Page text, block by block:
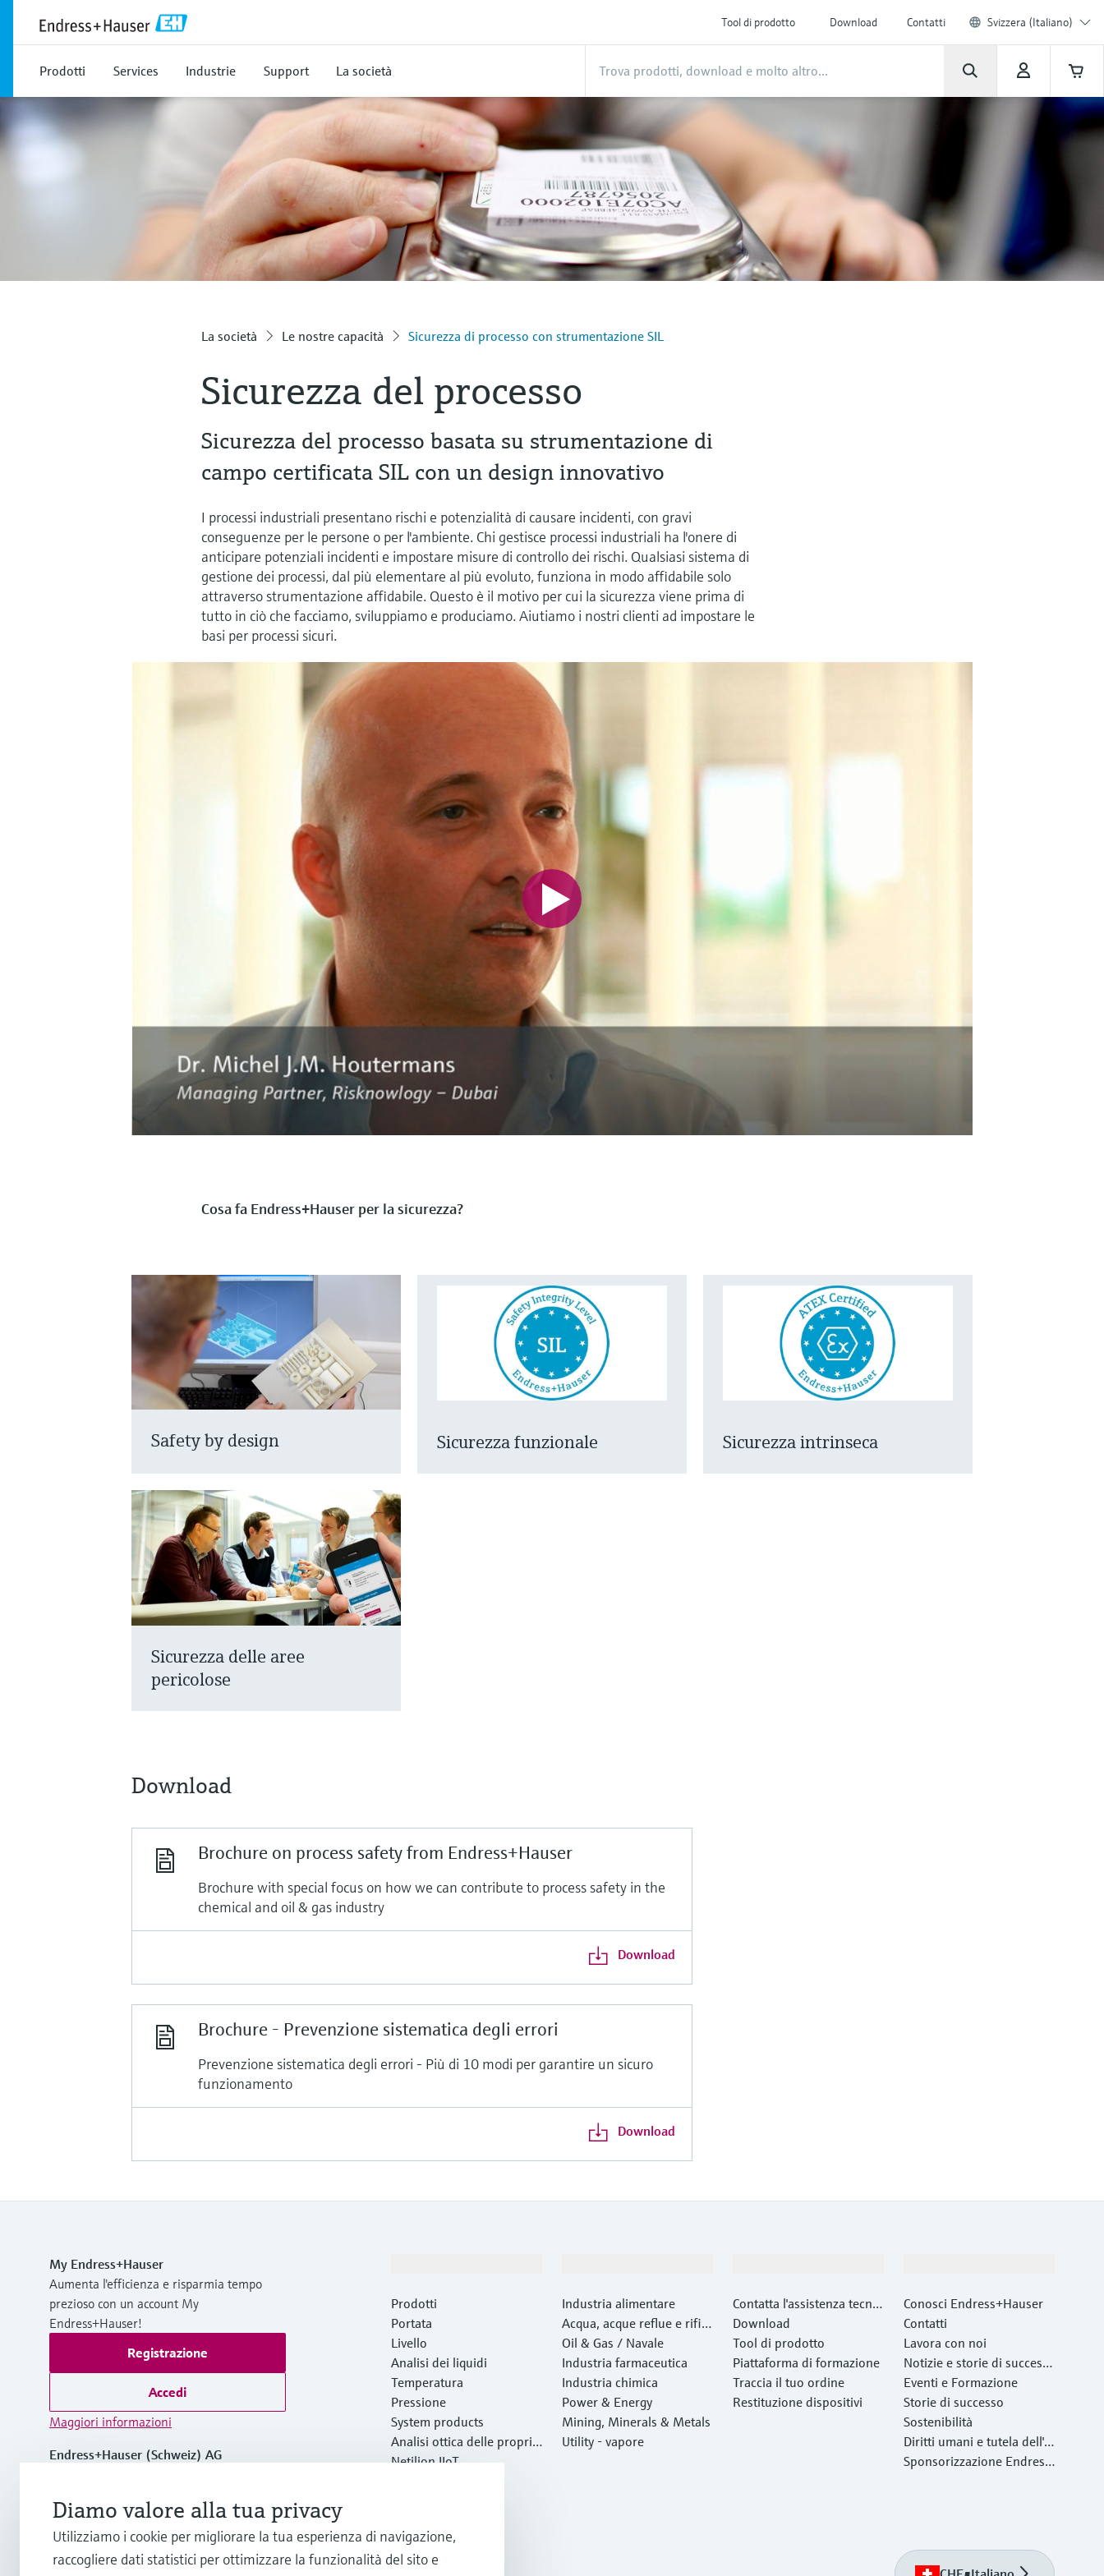
Tool di prodotto Download Contatti Svizzera (Italiano)
Prodotti Services Industrie Support La società
La società Le nostre capacità Sicurezza di processo con strumentazione SIL
Sicurezza del processo
Sicurezza del processo basata su strumentazione di
campo certificata SIL con un design innovativo
I processi industriali presentano rischi e potenzialità di causare incidenti, con gravi
conseguenze per le persone o per l'ambiente. Chi gestisce processi industriali ha l'onere di
anticipare potenziali incidenti e impostare misure di controllo dei rischi. Qualsiasi sistema di
gestione dei processi, dal più elementare al più evoluto, funziona in modo affidabile solo
attraverso strumentazione affidabile. Questo è il motivo per cui la sicurezza viene prima di
tutto in ciò che facciamo, sviluppiamo e produciamo. Aiutiamo i nostri clienti ad impostare le
basi per processi sicuri.
Cosa fa Endress+Hauser per la sicurezza?
Safety by design Sicurezza funzionale Sicurezza intrinseca
Sicurezza delle aree
pericolose
Download
Brochure on process safety from Endress+Hauser
Brochure with special focus on how we can contribute to process safety in the
chemical and oil & gas industry
Download
Brochure - Prevenzione sistematica degli errori
Prevenzione sistematica degli errori - Più di 10 modi per garantire un sicuro
funzionamento
Download
My Endress+Hauser
Aumenta l'efficienza e risparmia tempo
prezioso con un account My
Endress+Hauser!
Registrazione
Accedi
Maggiori informazioni
Endress+Hauser (Schweiz) AG
+41 61 715 7575
info.ch@endress.com
Prodotti
Portata
Livello
Analisi dei liquidi
Temperatura
Pressione
System products
Analisi ottica delle proprie
tà chimiche
Netilion IIoT
Services
Industria alimentare
Acqua, acque reflue e rifiut
iOil & Gas / Navale
Industria farmaceutica
Industria chimica
Power & Energy
Mining, Minerals & Metals
Utility - vapore
Contatta l'assistenza tecnic
a
Download
Tool di prodotto
Piattaforma di formazione
Traccia il tuo ordine
Restituzione dispositivi
Conosci Endress+Hauser
Contatti
Lavora con noi
Notizie e storie di success
o
Eventi e Formazione
Storie di successo
Sostenibilità
Diritti umani e tutela dell'a
mbiente
Sponsorizzazione Endress
Diamo valore alla tua privacy
Utilizziamo i cookie per migliorare la tua esperienza di navigazione,
raccogliere dati statistici per ottimizzare la funzionalità del sito e